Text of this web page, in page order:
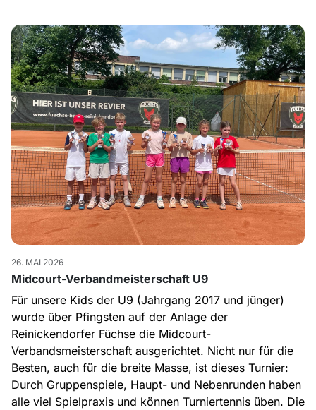
26. MAI 2026
Midcourt-Verbandmeisterschaft U9
Für unsere Kids der U9 (Jahrgang 2017 und jünger)
wurde über Pfingsten auf der Anlage der
Reinickendorfer Füchse die Midcourt-
Verbandsmeisterschaft ausgerichtet. Nicht nur für die
Besten, auch für die breite Masse, ist dieses Turnier:
Durch Gruppenspiele, Haupt- und Nebenrunden haben
alle viel Spielpraxis und können Turniertennis üben. Die